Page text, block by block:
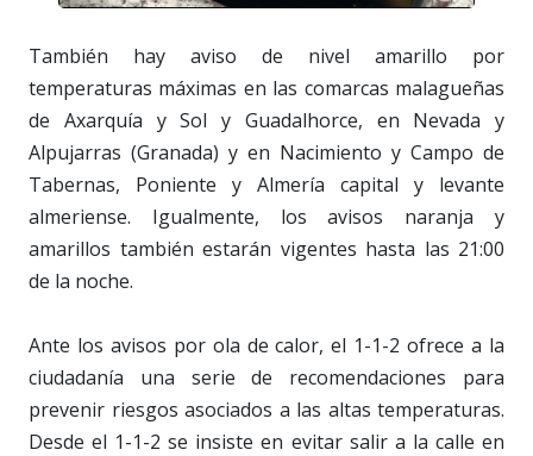
También hay aviso de nivel amarillo por
temperaturas máximas en las comarcas malagueñas
de Axarquía y Sol y Guadalhorce, en Nevada y
Alpujarras (Granada) y en Nacimiento y Campo de
Tabernas, Poniente y Almería capital y levante
almeriense. Igualmente, los avisos naranja y
amarillos también estarán vigentes hasta las 21:00
de la noche.
Ante los avisos por ola de calor, el 1-1-2 ofrece a la
ciudadanía una serie de recomendaciones para
prevenir riesgos asociados a las altas temperaturas.
Desde el 1-1-2 se insiste en evitar salir a la calle en